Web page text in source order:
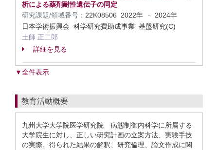
析による薬剤耐性遺伝子の同定
研究課題/領域番号： 22K08506 2022年 -
2024年
日本学術振興会 科学研究費助成事業 基盤研究(C)
土師 正二郎
詳細を見る
▼全件表示
教育活動概要
九州大学大学院医学研究院 病態制御内科学に所属する
大学院生に対し、正しい研究計画の立案方法、実験手技
の実際、得られた結果の解釈、研究倫理、論文作成に関